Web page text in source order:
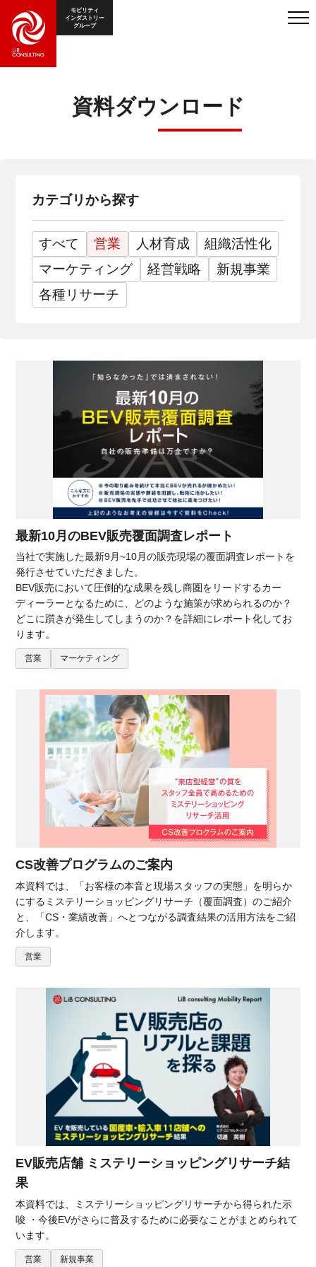
モビリティ
インダストリー
グループ
資料ダウンロード
カテゴリから探す
すべて 営業 人材育成
組織活性化
マーケティング
経営戦略
新規事業
各種リサーチ
最新10月のBEV販売覆面調査レポート
当社で実施した最新9月~10月の販売現場の覆面調査レポートを
発行させていただきました。
BEV販売において圧倒的な成果を残し商圏をリードするカー
ディーラーとなるために、どのような施策が求められるのか？
どこに躓きが発生してしまうのか？を詳細にレポート化してお
ります。
営業 マーケティング
CS改善プログラムのご案内
本資料では、「お客様の本音と現場スタッフの実態」を明らか
にするミステリーショッピングリサーチ（覆面調査）のご紹介
と、「CS・業績改善」へとつながる調査結果の活用方法をご紹
介します。
営業
EV販売店舗 ミステリーショッピングリサーチ結
果
本資料では、ミステリーショッピングリサーチから得られた示
唆 ・今後EVがさらに普及するために必要なことがまとめられて
います。
営業 新規事業